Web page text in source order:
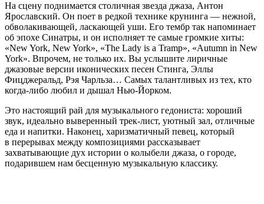
На сцену поднимается столичная звезда джаза, Антон
Ярославский. Он поет в редкой технике крунинга — нежной,
обволакивающей, ласкающей уши. Его тембр так напоминает
об эпохе Синатры, и он исполняет те самые громкие хиты:
«New York, New York», «The Lady is a Tramp», «Autumn in New
York». Впрочем, не только их. Вы услышите лиричные
джазовые версии иконических песен Стинга, Эллы
Фицджеральд, Рэя Чарльза… Самых талантливых из тех, кто
когда-либо любил и дышал Нью-Йорком.
Это настоящий рай для музыкального гедониста: хороший
звук, идеально выверенный трек-лист, уютный зал, отличные
еда и напитки. Наконец, харизматичный певец, который
в перерывах между композициями рассказывает
захватывающие дух истории о колыбели джаза, о городе,
подарившем нам бесценную музыкальную классику.